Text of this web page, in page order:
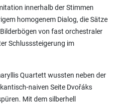
innerhalb der Stimmen
homogenem Dialog, die Sätze
von fast orchestraler
Schlusssteigerung im
Quartett wussten neben der
naiven Seite Dvořáks
Mit dem silberhell